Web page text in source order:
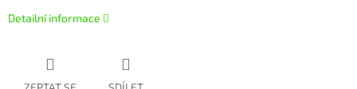
Detailní informace